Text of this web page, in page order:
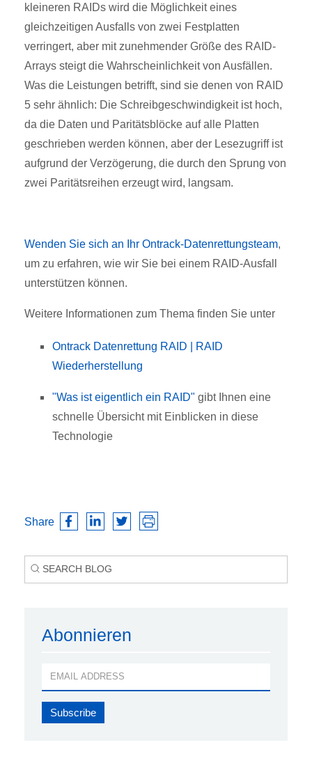
kleineren RAIDs wird die Möglichkeit eines
gleichzeitigen Ausfalls von zwei Festplatten
verringert, aber mit zunehmender Größe des RAID-
Arrays steigt die Wahrscheinlichkeit von Ausfällen.
Was die Leistungen betrifft, sind sie denen von RAID
5 sehr ähnlich: Die Schreibgeschwindigkeit ist hoch,
da die Daten und Paritätsblöcke auf alle Platten
geschrieben werden können, aber der Lesezugriff ist
aufgrund der Verzögerung, die durch den Sprung von
zwei Paritätsreihen erzeugt wird, langsam.
Wenden Sie sich an Ihr Ontrack-Datenrettungsteam,
um zu erfahren, wie wir Sie bei einem RAID-Ausfall
unterstützen können.
Weitere Informationen zum Thema finden Sie unter
Ontrack Datenrettung RAID | RAID
Wiederherstellung
"Was ist eigentlich ein RAID" gibt Ihnen eine
schnelle Übersicht mit Einblicken in diese
Technologie
Share
Abonnieren